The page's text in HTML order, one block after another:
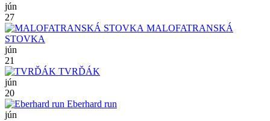
jún
27
MALOFATRANSKÁ
STOVKA
jún
21
TVRĎÁK
jún
20
Eberhard run
jún